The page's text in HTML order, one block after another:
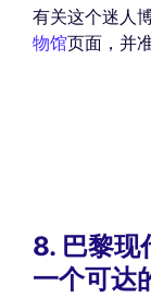
有关这个迷人
物馆页面，并
8. 巴黎现
一个可达